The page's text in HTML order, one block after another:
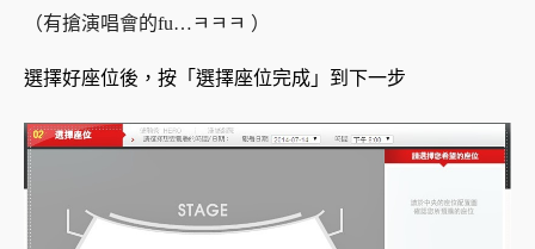
（有搶演唱會的fu…ㅋㅋㅋ ）
選擇好座位後，按「選擇座位完成」到下一步